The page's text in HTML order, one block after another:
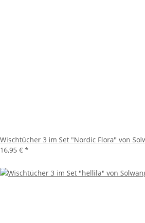
Wischtücher 3 im Set "Nordic Flora" von
16,95 € *